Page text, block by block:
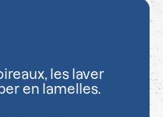
les laver
en lamelles.